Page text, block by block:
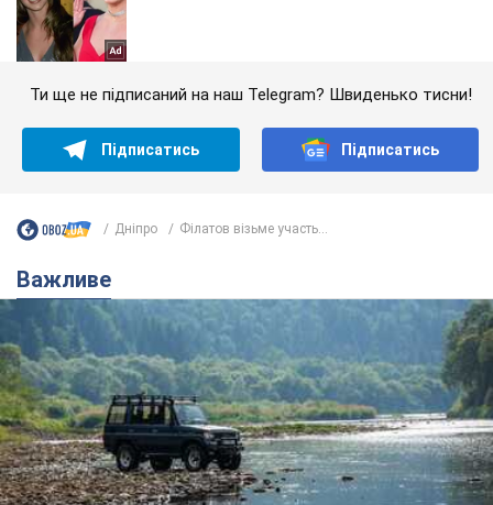
Ти ще не підписаний на наш Telegram? Швиденько тисни!
Підписатись Підписатись
Дніпро Філатов візьме участь...
Важливе